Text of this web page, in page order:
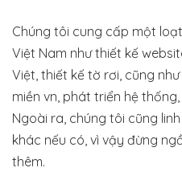
Chúng tôi cung cấp một
Việt Nam như thiết kế
Việt, thiết kế tờ rơi, cũng
miền vn, phát triển hệ
Ngoài ra, chúng tôi cũng
khác nếu có, vì vậy đừng
thêm.